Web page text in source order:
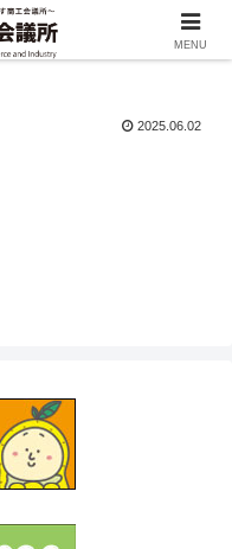
2025.06.02
MENU